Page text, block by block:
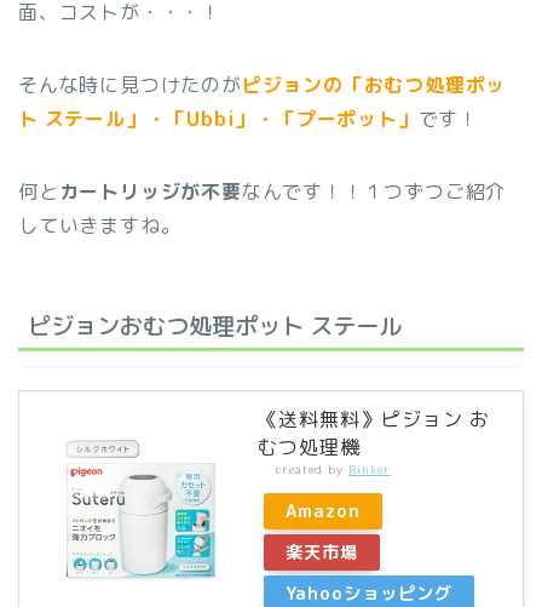
面、コストが・・・！
そんな時に見つけたのがピジョンの「おむつ処理ポッ
ト ステール」・「Ubbi 」・「プーポット」 です！
何と カートリッジが不要なんです！！１つずつご紹介
していきますね。
ピジョンおむつ処理ポット ステール
《送料無料》ピジョン お
むつ処理機
created by Rinker
Amazon
楽天市場
Yahooショッピング